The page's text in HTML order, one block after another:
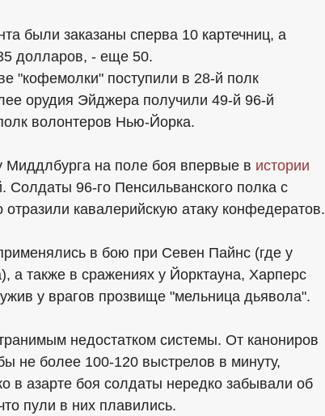
были заказаны сперва 10 картечниц, а
долларов, - еще 50.
"кофемолки" поступили в 28-й полк
орудия Эйджера получили 49-й 96-й
волонтеров Нью-Йорка.
Миддлбурга на поле боя впервые в истории
Солдаты 96-го Пенсильванского полка с
кавалерийскую атаку конфедератов.
в бою при Севен Пайнс (где у
также в сражениях у Йорктауна, Харперс
у врагов прозвище "мельница дьявола".
недостатком системы. От канониров
не более 100-120 выстрелов в минуту,
в азарте боя солдаты нередко забывали об
пули в них плавились.